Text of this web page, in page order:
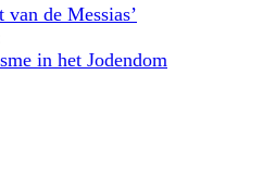
de Messias’
in het Jodendom